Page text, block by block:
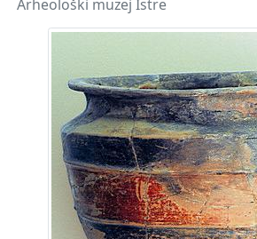
Arheološki muzej Istre